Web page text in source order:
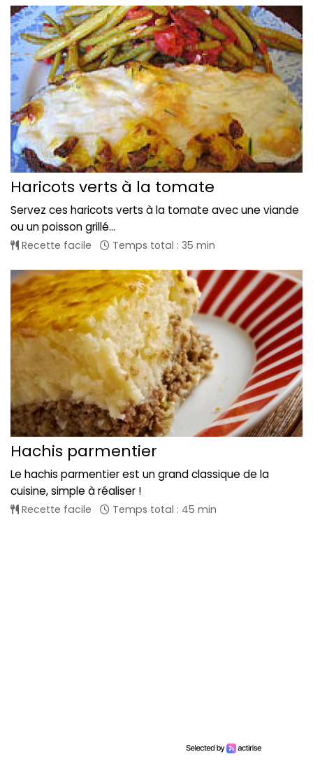
Haricots verts à la tomate
Servez ces haricots verts à la tomate avec une viande
ou un poisson grillé...
Recette facile Temps total : 35 min
Hachis parmentier
Le hachis parmentier est un grand classique de la
cuisine, simple à réaliser !
Recette facile Temps total : 45 min